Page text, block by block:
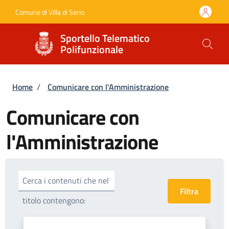
Comune di Villa di Serio
Sportello Telematico
Polifunzionale
Briciole di pane
Home / Comunicare con l'Amministrazione
Comunicare con
l'Amministrazione
Cerca i contenuti che nel
titolo contengono: